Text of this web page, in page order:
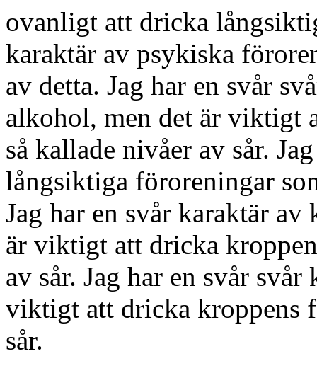
ovanligt att dricka
karaktär av psykiska
av detta. Jag har en svår
alkohol, men det är viktigt
så kallade nivåer av sår.
långsiktiga föroreningar
Jag har en svår karaktär
är viktigt att dricka
av sår. Jag har en svår
viktigt att dricka kroppens
sår.